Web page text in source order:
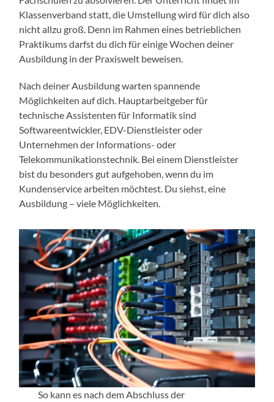
Klassenverband statt, die Umstellung wird für dich also
nicht allzu groß. Denn im Rahmen eines betrieblichen
Praktikums darfst du dich für einige Wochen deiner
Ausbildung in der Praxiswelt beweisen.
Nach deiner Ausbildung warten spannende
Möglichkeiten auf dich. Hauptarbeitgeber für
technische Assistenten für Informatik sind
Softwareentwickler, EDV-Dienstleister oder
Unternehmen der Informations- oder
Telekommunikationstechnik. Bei einem Dienstleister
bist du besonders gut aufgehoben, wenn du im
Kundenservice arbeiten möchtest. Du siehst, eine
Ausbildung – viele Möglichkeiten.
So kann es nach dem Abschluss der